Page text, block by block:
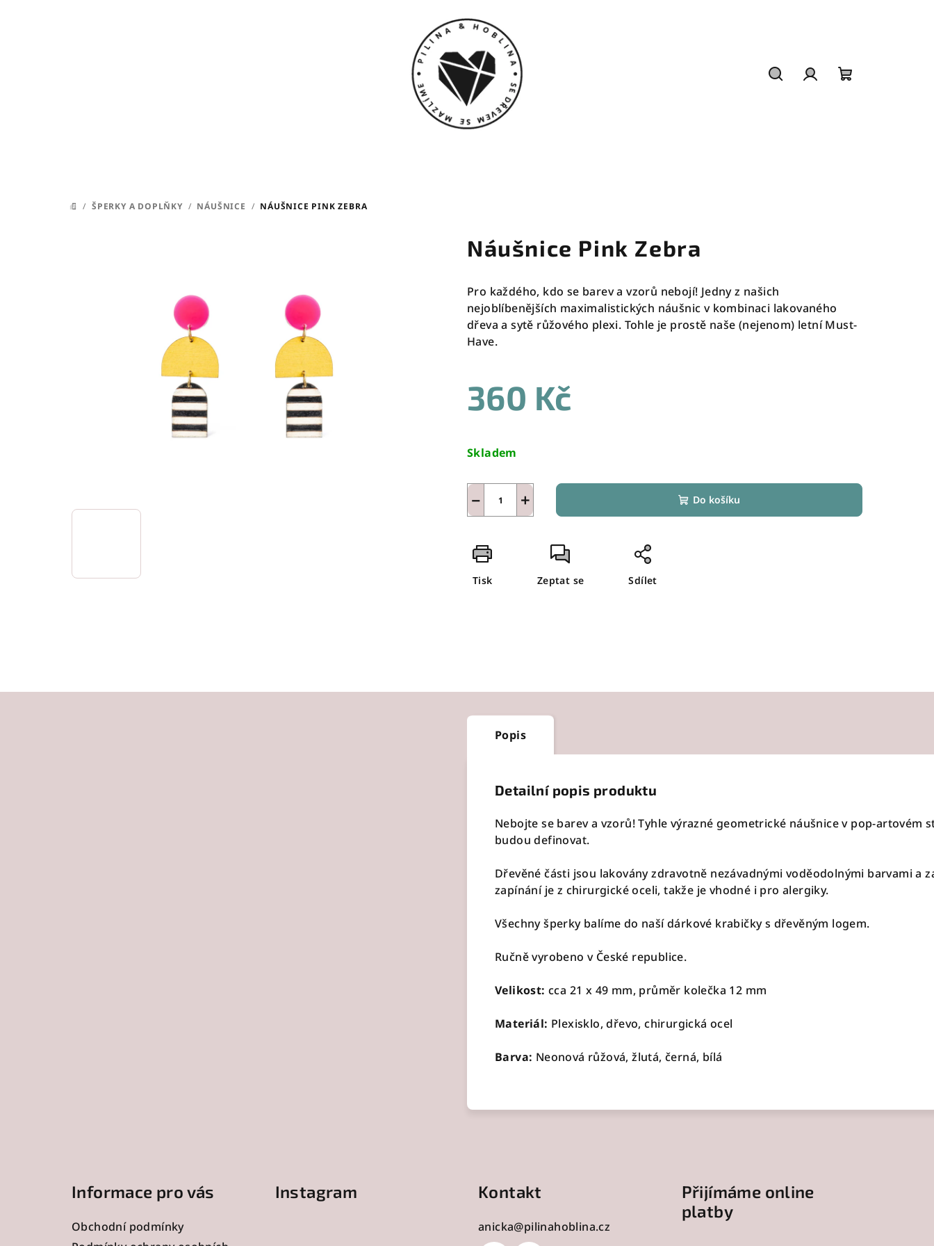
DOMŮ
/ ŠPERKY A DOPLŇKY / NÁUŠNICE / NÁUŠNICE PINK ZEBRA
Náušnice Pink Zebra
Pro každého, kdo se barev a vzorů nebojí! Jedny z našich
nejoblíbenějších maximalistických náušnic v kombinaci lakovaného
dřeva a sytě růžového plexi. Tohle je prostě naše (nejenom) letní Must-
Have.
360 Kč
cena:
Skladem
+
− Do košíku
Tisk Zeptat se Sdílet
Popis
Detailní popis produktu
Nebojte se barev a vzorů! Tyhle výrazné geometrické náušnice v pop-
budou definovat.
Dřevěné části jsou lakovány zdravotně nezávadnými voděodolnými barvami a
zapínání je z chirurgické oceli, takže je vhodné i pro alergiky.
Všechny šperky balíme do naší dárkové krabičky s dřevěným logem.
Ručně vyrobeno v České republice.
Velikost: cca 21 x 49 mm, průměr kolečka 12 mm
Materiál: Plexisklo, dřevo, chirurgická ocel
Barva: Neonová růžová, žlutá, černá, bílá
Informace pro vás
Obchodní podmínky
Instagram Kontakt
anicka@pilinahoblina.cz
Přijímáme online
platby